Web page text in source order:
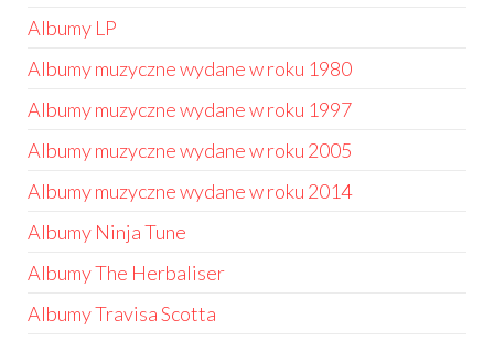
Albumy LP
Albumy muzyczne wydane w roku 1980
Albumy muzyczne wydane w roku 1997
Albumy muzyczne wydane w roku 2005
Albumy muzyczne wydane w roku 2014
Albumy Ninja Tune
Albumy The Herbaliser
Albumy Travisa Scotta